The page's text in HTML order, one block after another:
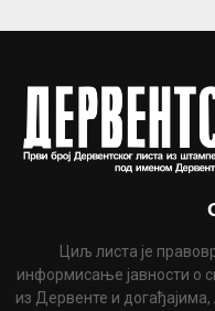
Циљ листа је
информисање јавности о
из Дервенте и